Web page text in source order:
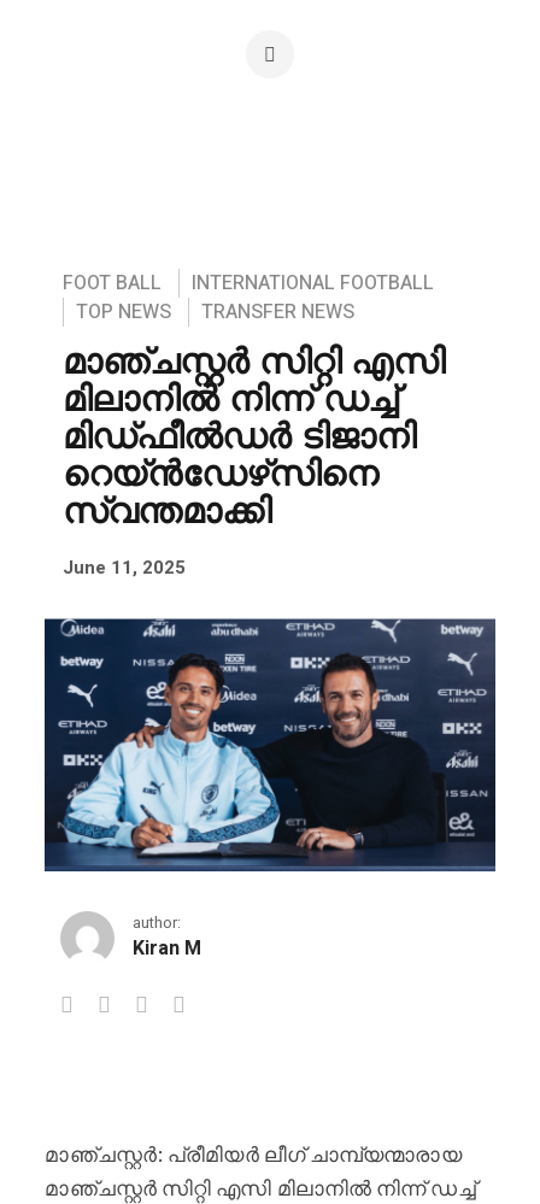
FOOT BALL
INTERNATIONAL FOOTBALL
TOP NEWS
TRANSFER NEWS
മാഞ്ചസ്റ്റർ സിറ്റി എസി
മിലാനിൽ നിന്ന് ഡച്ച്
മിഡ്ഫീൽഡർ ടിജാനി
റെയ്ൻഡേഴ്‌സിനെ
സ്വന്തമാക്കി
June 11, 2025
author:
Kiran M
മാഞ്ചസ്റ്റർ: പ്രീമിയർ ലീഗ് ചാമ്പ്യന്മാരായ
മാഞ്ചസ്റ്റർ സിറ്റി എസി മിലാനിൽ നിന്ന് ഡച്ച്